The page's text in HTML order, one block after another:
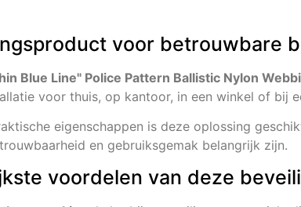
voor betrouwbare
Blue Line" Police Pattern Ballistic Nylon
voor thuis, op kantoor, in een winkel of bij
eigenschappen is deze oplossing
en gebruiksgemak belangrijk zijn.
voordelen van deze